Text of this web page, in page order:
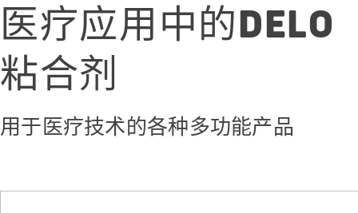
医疗应用中的DELO
粘合剂
用于医疗技术的各种多功能产品